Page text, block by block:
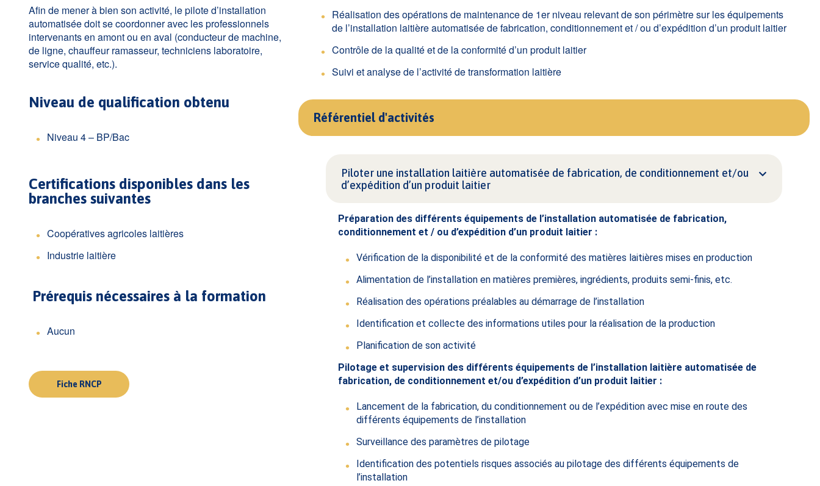
Afin de mener à bien son activité, le pilote d’installation
automatisée doit se coordonner avec les professionnels
intervenants en amont ou en aval (conducteur de machine,
de ligne, chauffeur ramasseur, techniciens laboratoire,
service qualité, etc.).
Niveau de qualification obtenu
Niveau 4 – BP/Bac
Certifications disponibles dans les
branches suivantes
Coopératives agricoles laitières
Industrie laitière
Prérequis nécessaires à la formation
Aucun
Fiche RNCP
Réalisation des opérations de maintenance de 1er niveau relevant de son périmètre sur les équipements
de l’installation laitière automatisée de fabrication, conditionnement et / ou d’expédition d’un produit laitier
Contrôle de la qualité et de la conformité d’un produit laitier
Suivi et analyse de l’activité de transformation laitière
Référentiel d'activités
Piloter une installation laitière automatisée de fabrication, de conditionnement et/ou
d’expédition d’un produit laitier
Préparation des différents équipements de l’installation automatisée de fabrication,
conditionnement et / ou d’expédition d’un produit laitier :
Vérification de la disponibilité et de la conformité des matières laitières mises en production
Alimentation de l’installation en matières premières, ingrédients, produits semi-finis, etc.
Réalisation des opérations préalables au démarrage de l’installation
Identification et collecte des informations utiles pour la réalisation de la production
Planification de son activité
Pilotage et supervision des différents équipements de l’installation laitière automatisée de
fabrication, de conditionnement et/ou d’expédition d’un produit laitier :
Lancement de la fabrication, du conditionnement ou de l’expédition avec mise en route des
différents équipements de l’installation
Surveillance des paramètres de pilotage
Identification des potentiels risques associés au pilotage des différents équipements de
l’installation